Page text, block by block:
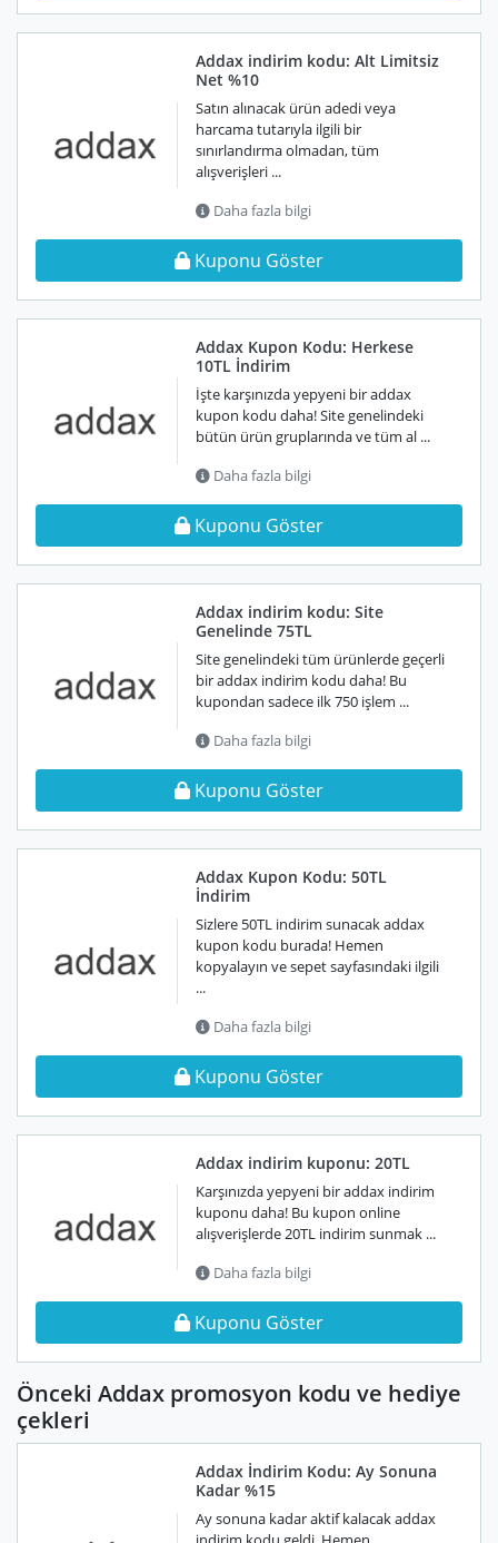
Addax indirim kodu: Alt Limitsiz
Net %10
Satın alınacak ürün adedi veya
harcama tutarıyla ilgili bir
sınırlandırma olmadan, tüm
alışverişleri ...
Daha fazla bilgi
Kuponu Göster
Addax Kupon Kodu: Herkese
10TL İndirim
İşte karşınızda yepyeni bir addax
kupon kodu daha! Site genelindeki
bütün ürün gruplarında ve tüm al ...
Daha fazla bilgi
Kuponu Göster
Addax indirim kodu: Site
Genelinde 75TL
Site genelindeki tüm ürünlerde geçerli
bir addax indirim kodu daha! Bu
kupondan sadece ilk 750 işlem ...
Daha fazla bilgi
Kuponu Göster
Addax Kupon Kodu: 50TL
İndirim
Sizlere 50TL indirim sunacak addax
kupon kodu burada! Hemen
kopyalayın ve sepet sayfasındaki ilgili
...
Daha fazla bilgi
Kuponu Göster
Addax indirim kuponu: 20TL
Karşınızda yepyeni bir addax indirim
kuponu daha! Bu kupon online
alışverişlerde 20TL indirim sunmak ...
Daha fazla bilgi
Kuponu Göster
Önceki Addax promosyon kodu ve hediye
çekleri
Addax İndirim Kodu: Ay Sonuna
Kadar %15
Ay sonuna kadar aktif kalacak addax